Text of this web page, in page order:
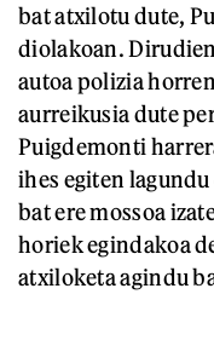
bat atxilotu dute,
diolakoan.
autoa polizia
aurreikusia dute
Puigdemonti
ihes egiten
bat ere mossoa
horiek egindakoa
atxiloketa agindu